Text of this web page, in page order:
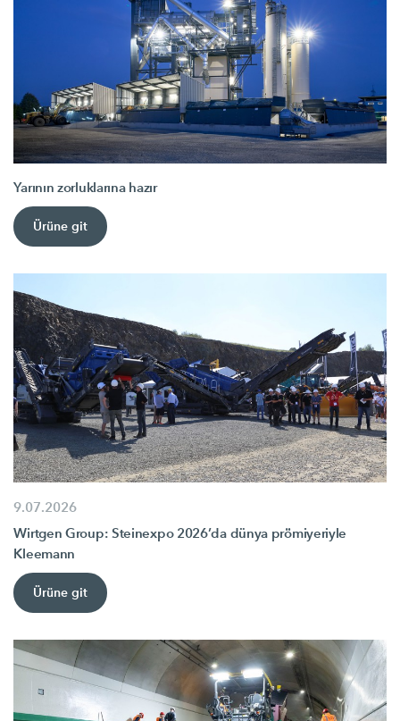
Yarının zorluklarına hazır
Ürüne git
9.07.2026
Wirtgen Group: Steinexpo 2026’da dünya prömiyeriyle
Kleemann
Ürüne git